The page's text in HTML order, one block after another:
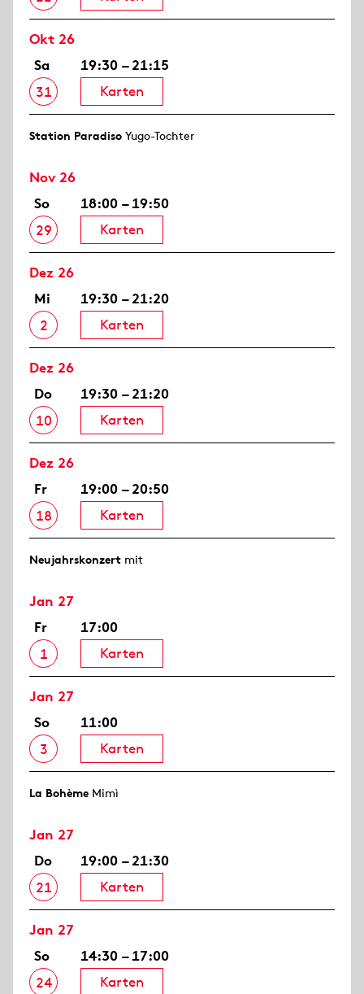
Okt 26
Sa
31
19:30 – 21:15
Karten
Station Paradiso Yugo-Tochter
Nov 26
So
29
18:00 – 19:50
Karten
Dez 26
Mi
2
19:30 – 21:20
Karten
Dez 26
Do
10
19:30 – 21:20
Karten
Dez 26
Fr
18
19:00 – 20:50
Karten
Neujahrs­konzert mit
Jan 27
Fr
1
17:00
Karten
Jan 27
So
3
11:00
Karten
La Bohème Mimì
Jan 27
Do
21
19:00 – 21:30
Karten
Jan 27
So
24
14:30 – 17:00
Karten